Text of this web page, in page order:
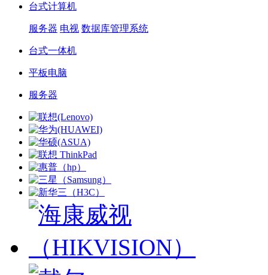
台式计算机
服务器 电视 数据库管理系统
台式一体机
平板电脑
服务器